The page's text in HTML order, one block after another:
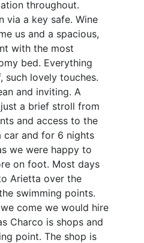
throughout.
via a key safe. Wine
us and a spacious,
with the most
bed. Everything
such lovely touches.
and inviting. A
a brief stroll from
and access to the
car and for 6 nights
we were happy to
on foot. Most days
Arietta over the
swimming points.
come we would hire
Charco is shops and
point. The shop is